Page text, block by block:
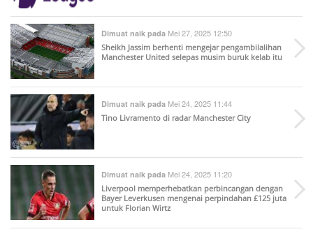
Dimuat naik pada Mei 27, 2025 12:50
Sheikh Jassim berhenti mengejar pengambilalihan
Manchester United selepas musim buruk kelab itu
Dimuat naik pada Mei 24, 2025 11:44
Tino Livramento di radar Manchester City
Dimuat naik pada Mei 24, 2025 11:20
Liverpool memperhebatkan perbincangan dengan
Bayer Leverkusen mengenai perpindahan £125 juta
untuk Florian Wirtz